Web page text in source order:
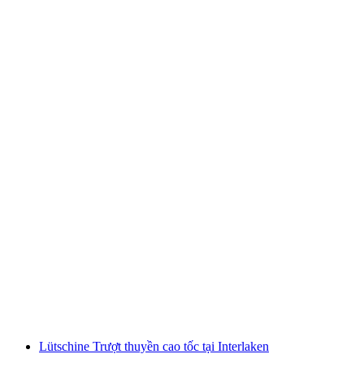
Lütschine Trượt thuyền cao tốc tại Interlaken